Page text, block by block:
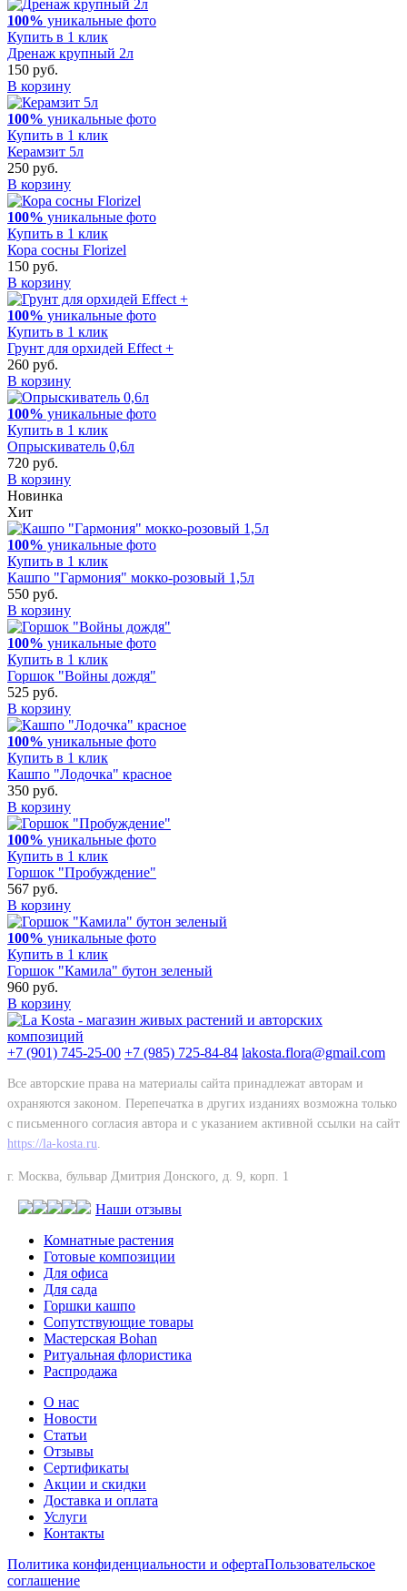
100% уникальные фото
Купить в 1 клик
Дренаж крупный 2л
150 руб.
В корзину
100% уникальные фото
Купить в 1 клик
Керамзит 5л
250 руб.
В корзину
100% уникальные фото
Купить в 1 клик
Кора сосны Florizel
150 руб.
В корзину
100% уникальные фото
Купить в 1 клик
Грунт для орхидей Effect +
260 руб.
В корзину
100% уникальные фото
Купить в 1 клик
Опрыскиватель 0,6л
720 руб.
В корзину
Новинка
Хит
100% уникальные фото
Купить в 1 клик
Кашпо "Гармония" мокко-розовый 1,5л
550 руб.
В корзину
100% уникальные фото
Купить в 1 клик
Горшок "Войны дождя"
525 руб.
В корзину
100% уникальные фото
Купить в 1 клик
Кашпо "Лодочка" красное
350 руб.
В корзину
100% уникальные фото
Купить в 1 клик
Горшок "Пробуждение"
567 руб.
В корзину
100% уникальные фото
Купить в 1 клик
Горшок "Камила" бутон зеленый
960 руб.
В корзину
+7 (901) 745-25-00 +7 (985) 725-84-84 lakosta.flora@gmail.com
Все авторские права на материалы сайта принадлежат авторам и
охраняются законом. Перепечатка в других изданиях возможна только
с письменного согласия автора и с указанием активной ссылки на сайт
https://la-kosta.ru.
г. Москва, бульвар Дмитрия Донского, д. 9, корп. 1
Наши отзывы
Комнатные растения
Готовые композиции
Для офиса
Для сада
Горшки кашпо
Сопутствующие товары
Мастерская Bohan
Ритуальная флористика
Распродажа
О нас
Новости
Статьи
Отзывы
Сертификаты
Акции и скидки
Доставка и оплата
Услуги
Контакты
Политика конфиденциальности и офертаПользовательское
соглашение